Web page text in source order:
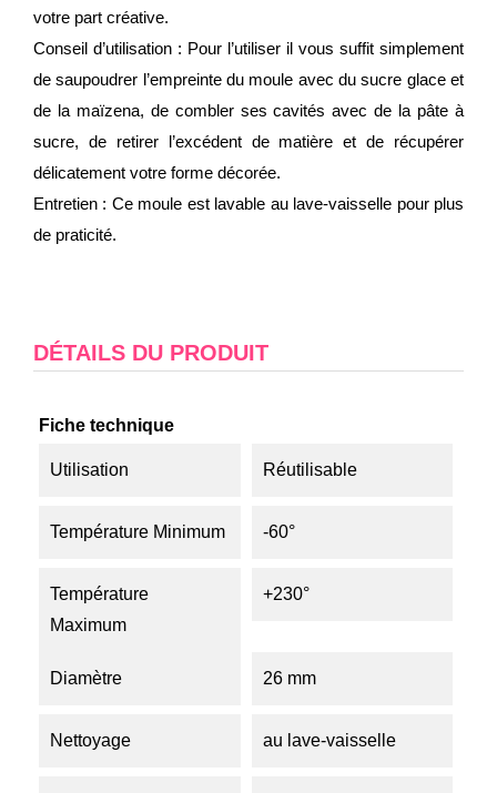
votre part créative.
Conseil d’utilisation : Pour l’utiliser il vous suffit simplement
de saupoudrer l’empreinte du moule avec du sucre glace et
de la maïzena, de combler ses cavités avec de la pâte à
sucre, de retirer l’excédent de matière et de récupérer
délicatement votre forme décorée.
Entretien : Ce moule est lavable au lave-vaisselle pour plus
de praticité.
DÉTAILS DU PRODUIT
Fiche technique
Utilisation Réutilisable
Température Minimum -60°
Température
Maximum
+230°
Diamètre 26 mm
Nettoyage au lave-vaisselle